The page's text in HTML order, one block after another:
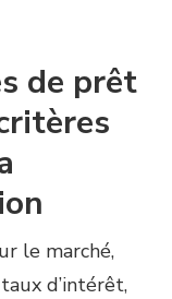
de prêt
le marché,
d’intérêt,